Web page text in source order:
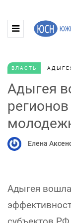
ВЛАСТЬ
Адыгея
Елена
Адыгея